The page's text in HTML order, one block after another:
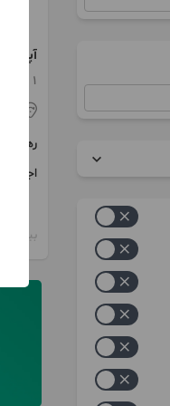
ازادگان1 اتاق / طبقه 2 / ساخت 1392
رهن
اجاره
بیش از 12 ماه پیش